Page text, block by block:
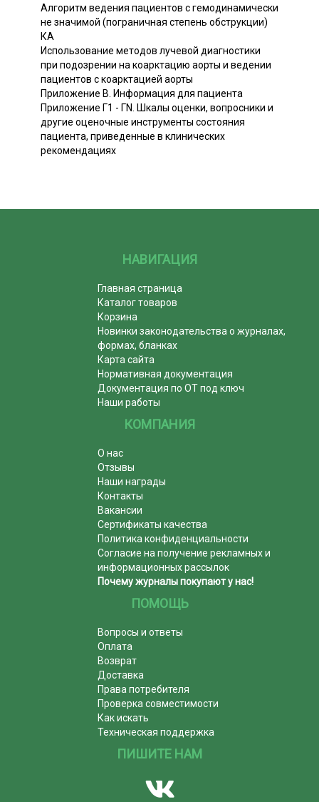
Алгоритм ведения пациентов с гемодинамически
не значимой (пограничная степень обструкции)
КА
Использование методов лучевой диагностики
при подозрении на коарктацию аорты и ведении
пациентов с коарктацией аорты
Приложение В. Информация для пациента
Приложение Г1 - ГN. Шкалы оценки, вопросники и
другие оценочные инструменты состояния
пациента, приведенные в клинических
рекомендациях
НАВИГАЦИЯ
Главная страница
Каталог товаров
Корзина
Новинки законодательства о журналах,
формах, бланках
Карта сайта
Нормативная документация
Документация по ОТ под ключ
Наши работы
КОМПАНИЯ
О нас
Отзывы
Наши награды
Контакты
Вакансии
Сертификаты качества
Политика конфиденциальности
Согласие на получение рекламных и
информационных рассылок
Почему журналы покупают у нас!
ПОМОЩЬ
Вопросы и ответы
Оплата
Возврат
Доставка
Права потребителя
Проверка совместимости
Как искать
Техническая поддержка
ПИШИТЕ НАМ